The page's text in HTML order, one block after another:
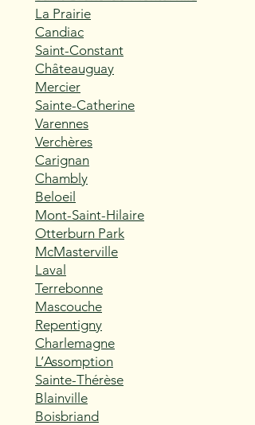
La Prairie
Candiac
Saint-Constant
Châteauguay
Mercier
Sainte-Catherine
Varennes
Verchères
Carignan
Chambly
Beloeil
Mont-Saint-Hilaire
Otterburn Park
McMasterville
Laval
Terrebonne
Mascouche
Repentigny
Charlemagne
L’Assomption
Sainte-Thérèse
Blainville
Boisbriand